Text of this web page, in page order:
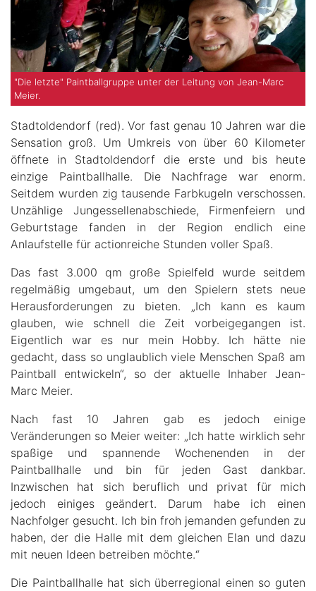
"Die letzte" Paintballgruppe unter der Leitung von Jean-Marc
Meier.
Stadtoldendorf (red). Vor fast genau 10 Jahren war die
Sensation groß. Um Umkreis von über 60 Kilometer
öffnete in Stadtoldendorf die erste und bis heute
einzige Paintballhalle. Die Nachfrage war enorm.
Seitdem wurden zig tausende Farbkugeln verschossen.
Unzählige Jungessellenabschiede, Firmenfeiern und
Geburtstage fanden in der Region endlich eine
Anlaufstelle für actionreiche Stunden voller Spaß.
Das fast 3.000 qm große Spielfeld wurde seitdem
regelmäßig umgebaut, um den Spielern stets neue
Herausforderungen zu bieten. „Ich kann es kaum
glauben, wie schnell die Zeit vorbeigegangen ist.
Eigentlich war es nur mein Hobby. Ich hätte nie
gedacht, dass so unglaublich viele Menschen Spaß am
Paintball entwickeln“, so der aktuelle Inhaber Jean-
Marc Meier.
Nach fast 10 Jahren gab es jedoch einige
Veränderungen so Meier weiter: „Ich hatte wirklich sehr
spaßige und spannende Wochenenden in der
Paintballhalle und bin für jeden Gast dankbar.
Inzwischen hat sich beruflich und privat für mich
jedoch einiges geändert. Darum habe ich einen
Nachfolger gesucht. Ich bin froh jemanden gefunden zu
haben, der die Halle mit dem gleichen Elan und dazu
mit neuen Ideen betreiben möchte.“
Die Paintballhalle hat sich überregional einen so guten